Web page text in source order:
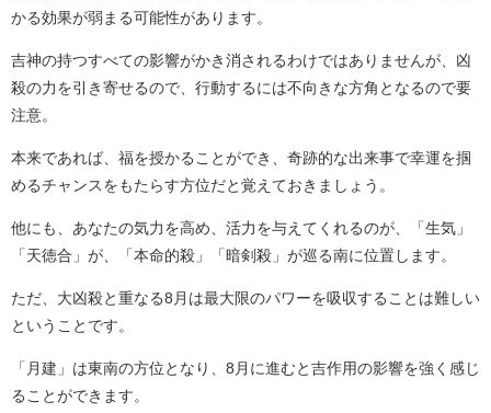
かる効果が弱まる可能性があります。
吉神の持つすべての影響がかき消されるわけではありませんが、凶
殺の力を引き寄せるので、行動するには不向きな方角となるので要
注意。
本来であれば、福を授かることができ、奇跡的な出来事で幸運を掴
めるチャンスをもたらす方位だと覚えておきましょう。
他にも、あなたの気力を高め、活力を与えてくれるのが、「生気」
「天徳合」が、「本命的殺」「暗剣殺」が巡る南に位置します。
ただ、大凶殺と重なる8月は最大限のパワーを吸収することは難しい
ということです。
「月建」は東南の方位となり、8月に進むと吉作用の影響を強く感じ
ることができます。